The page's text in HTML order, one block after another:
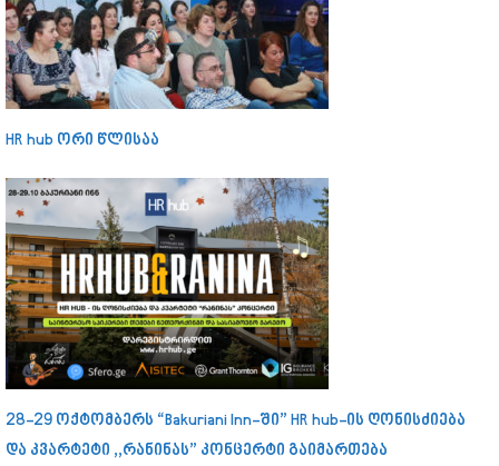
HR hub ორი წლისაა
28-29 ოქტომბერს “Bakuriani Inn-ში” HR hub-ის ღონისძიება
და კვარტეტი ,,რანინას” კონცერტი გაიმართება